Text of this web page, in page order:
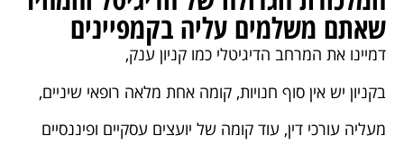
שאתם משלמים עליה בקמפיינים
דמיינו את המרחב הדיגיטלי כמו קניון ענק,
בקניון יש אין סוף חנויות, קומה אחת מלאה רופאי שיניים,
מעליה עורכי דין, עוד קומה של יועצים עסקיים ופיננסיים